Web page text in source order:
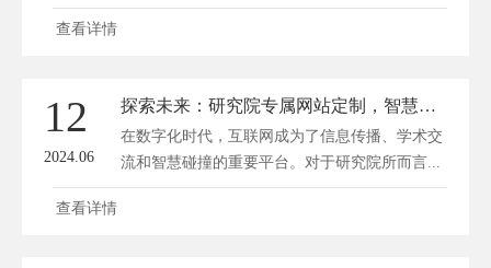
命。...
查看详情
12
2024.06
探索未来：研究院专属网站定制，智慧研发的数字门户
在数字化时代，互联网成为了信息传播、学术交
流和智慧碰撞的重要平台。对于研究院所而言...
查看详情